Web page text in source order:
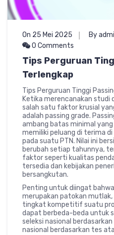
On 25 Mei 2025 By
0 Comments
Tips Perguruan
Terlengkap
Tips Perguruan Tinggi
Ketika merencanakan studi
salah satu faktor krusial
adalah passing grade.
ambang batas minimal
memiliki peluang di terima
pada suatu PTN. Nilai ini
berubah setiap tahunnya,
faktor seperti kualitas
tersedia dan kebijakan
bersangkutan.
Penting untuk diingat
merupakan patokan mutlak,
tingkat kompetitif suatu
dapat berbeda-beda untuk
seleksi nasional
nasional berdasarkan tes